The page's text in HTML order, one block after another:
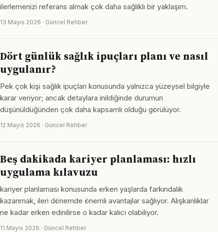
ilerlemenizi referans almak çok daha sağlıklı bir yaklaşım.
13 Mayıs 2026 · Güncel Rehber
Dört günlük sağlık ipuçları planı ve nasıl
uygulanır?
Pek çok kişi sağlık ipuçları konusunda yalnızca yüzeysel bilgiyle
karar veriyor; ancak detaylara inildiğinde durumun
düşünüldüğünden çok daha kapsamlı olduğu görülüyor.
12 Mayıs 2026 · Güncel Rehber
Beş dakikada kariyer planlaması: hızlı
uygulama kılavuzu
kariyer planlaması konusunda erken yaşlarda farkındalık
kazanmak, ileri dönemde önemli avantajlar sağlıyor. Alışkanlıklar
ne kadar erken edinilirse o kadar kalıcı olabiliyor.
11 Mayıs 2026 · Güncel Rehber